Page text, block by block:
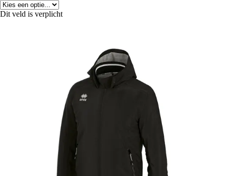
Dit veld is verplicht